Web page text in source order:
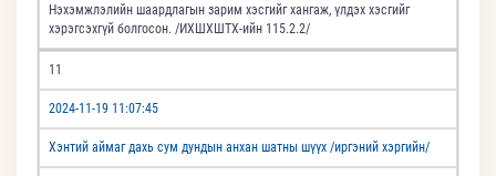
Нэхэмжлэлийн шаардлагын зарим хэсгийг хангаж, үлдэх хэсгийг
хэрэгсэхгүй болгосон. /ИХШХШТХ-ийн 115.2.2/
11
2024-11-19 11:07:45
Хэнтий аймаг дахь сум дундын анхан шатны шүүх /иргэний хэргийн/